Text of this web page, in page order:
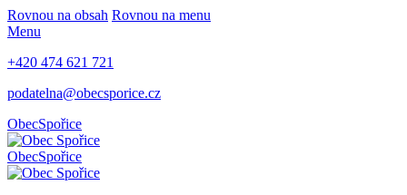
Rovnou na obsah Rovnou na menu
Menu
+420 474 621 721
podatelna@obecsporice.cz
ObecSpořice
ObecSpořice